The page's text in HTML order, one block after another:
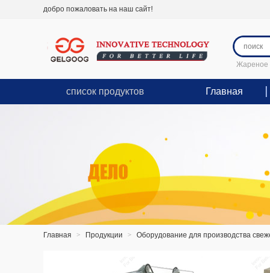
добро пожаловать на наш сайт!
Жареное
список продуктов Главная
Главная > Продукции > Оборудование для производства